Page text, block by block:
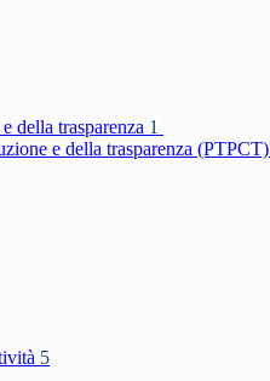
della trasparenza 1
e della trasparenza (PTPCT)
5